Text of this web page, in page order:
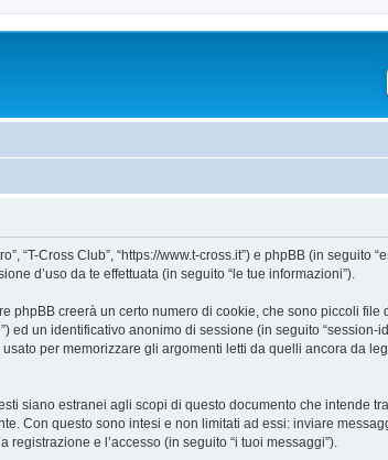
Cross Club”, “https://www.t-cross.it”) e phpBB (in seguito
d’uso da te effettuata (in seguito “le tue informazioni”).
phpBB creerà un certo numero di cookie, che sono piccoli
un identificativo anonimo di sessione (in seguito “session-
per memorizzare gli argomenti letti da quelli ancora da
siano estranei agli scopi di questo documento che intende
Con questo sono intesi e non limitati ad essi: inviare
registrazione e l’accesso (in seguito “i tuoi messaggi”).